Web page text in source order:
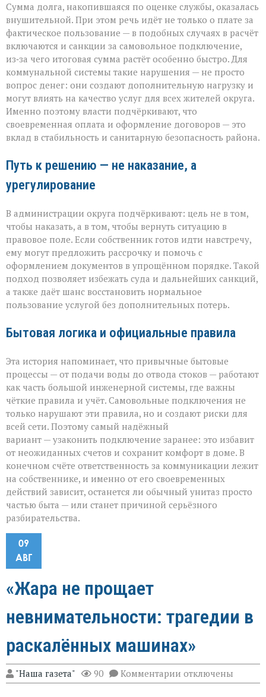
Сумма долга, накопившаяся по оценке службы, оказалась
внушительной. При этом речь идёт не только о плате за
фактическое пользование — в подобных случаях в расчёт
включаются и санкции за самовольное подключение,
из‑за чего итоговая сумма растёт особенно быстро. Для
коммунальной системы такие нарушения — не просто
вопрос денег: они создают дополнительную нагрузку и
могут влиять на качество услуг для всех жителей округа.
Именно поэтому власти подчёркивают, что
своевременная оплата и оформление договоров — это
вклад в стабильность и санитарную безопасность района.
Путь к решению — не наказание, а
урегулирование
В администрации округа подчёркивают: цель не в том,
чтобы наказать, а в том, чтобы вернуть ситуацию в
правовое поле. Если собственник готов идти навстречу,
ему могут предложить рассрочку и помочь с
оформлением документов в упрощённом порядке. Такой
подход позволяет избежать суда и дальнейших санкций,
а также даёт шанс восстановить нормальное
пользование услугой без дополнительных потерь.
Бытовая логика и официальные правила
Эта история напоминает, что привычные бытовые
процессы — от подачи воды до отвода стоков — работают
как часть большой инженерной системы, где важны
чёткие правила и учёт. Самовольные подключения не
только нарушают эти правила, но и создают риски для
всей сети. Поэтому самый надёжный
вариант — узаконить подключение заранее: это избавит
от неожиданных счетов и сохранит комфорт в доме. В
конечном счёте ответственность за коммуникации лежит
на собственнике, и именно от его своевременных
действий зависит, останется ли обычный унитаз просто
частью быта — или станет причиной серьёзного
разбирательства.
09
АВГ
«Жара не прощает
невнимательности: трагедии в
раскалённых машинах»
"Наша газета" 90 Комментарии к
записи
отключены